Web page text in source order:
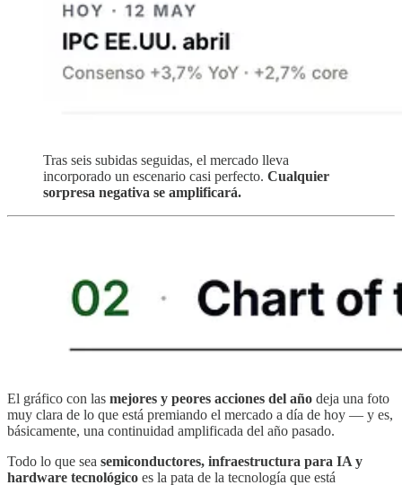
Tras seis subidas seguidas, el mercado lleva
incorporado un escenario casi perfecto. Cualquier
sorpresa negativa se amplificará.
El gráfico con las mejores y peores acciones del año deja una foto
muy clara de lo que está premiando el mercado a día de hoy — y es,
básicamente, una continuidad amplificada del año pasado.
Todo lo que sea semiconductores, infraestructura para IA y
hardware tecnológico es la pata de la tecnología que está